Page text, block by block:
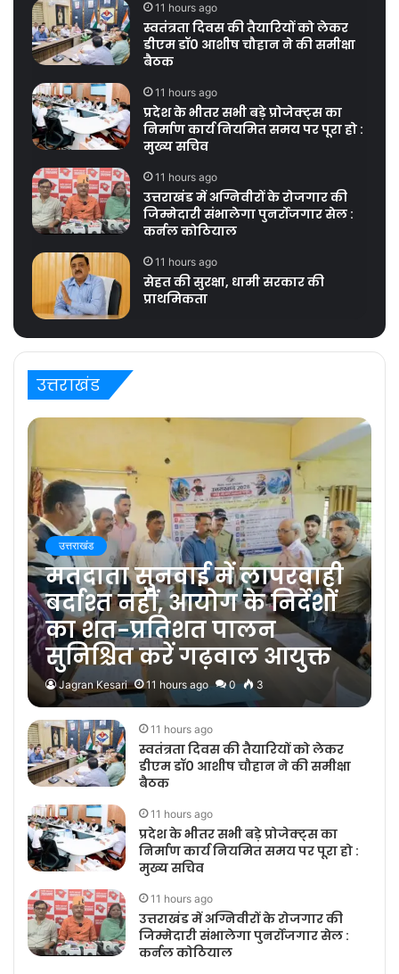
11 hours ago
स्वतंत्रता दिवस की तैयारियों को लेकर
डीएम डॉ0 आशीष चौहान ने की समीक्षा
बैठक
11 hours ago
प्रदेश के भीतर सभी बड़े प्रोजेक्ट्स का
निर्माण कार्य नियमित समय पर पूरा हो :
मुख्य सचिव
11 hours ago
उत्तराखंड में अग्निवीरों के रोजगार की
जिम्मेदारी संभालेगा पुनर्रोजगार सेल :
कर्नल कोठियाल
11 hours ago
सेहत की सुरक्षा, धामी सरकार की
प्राथमिकता
उत्तराखंड
उत्तराखंड
मतदाता सुनवाई में लापरवाही
बर्दाश्त नहीं, आयोग के निर्देशों
का शत-प्रतिशत पालन
सुनिश्चित करें गढ़वाल आयुक्त
Jagran Kesari 11 hours ago 0 3
11 hours ago
स्वतंत्रता दिवस की तैयारियों को लेकर
डीएम डॉ0 आशीष चौहान ने की समीक्षा
बैठक
11 hours ago
प्रदेश के भीतर सभी बड़े प्रोजेक्ट्स का
निर्माण कार्य नियमित समय पर पूरा हो :
मुख्य सचिव
11 hours ago
उत्तराखंड में अग्निवीरों के रोजगार की
जिम्मेदारी संभालेगा पुनर्रोजगार सेल :
कर्नल कोठियाल